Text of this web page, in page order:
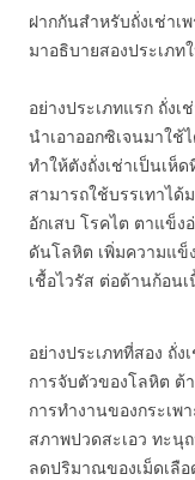
ฝากกันสำหรับถั่งเช่าเ
มาอธิบายสองประเภท
อย่างประเภทแรก ถั่ง
นำเอาออกซิเจนมาใช้
ทำให้ตังถั่งเช่าเป็นเห็
สามารถใช้บรรเทาไ
อักเสบ โรคไต ตาแข็
ดันโลหิต เพิ่มความแข็
เชื้อไวรัส ต่อต้านก้อนเ
อย่างประเภทที่สอง ถั่
การจับตัวของโลหิต ต้
การทำงานของกระเพ
สภาพปวดสะเอว ทะนุ
ลดปริมาณของเม็ดเลื